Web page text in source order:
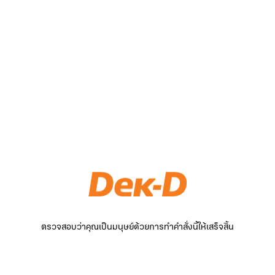
ตรวจสอบว่าคุณเป็นมนุษย์ด้วยการทำคำสั่งนี้ให้เสร็จสิ้น